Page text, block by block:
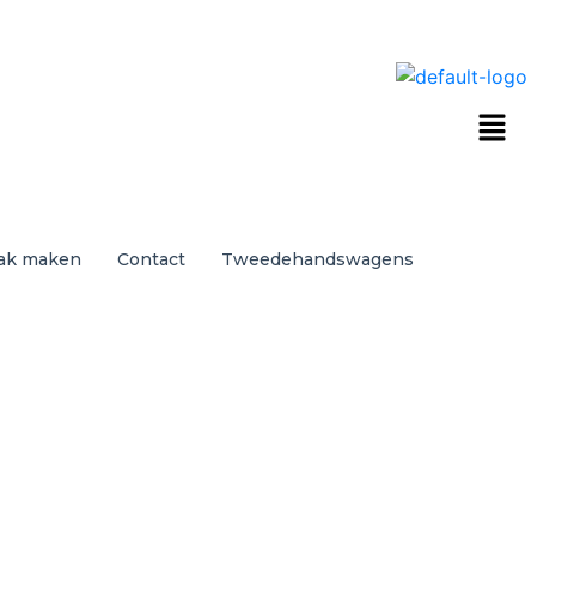
maken Contact Tweedehandswagens